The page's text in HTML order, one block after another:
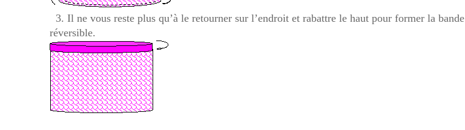
3. Il ne vous reste plus qu’à le retourner sur l’endroit et rabattre le haut pour former la bande
réversible.